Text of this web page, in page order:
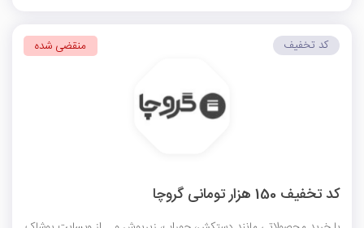
کد تخفیف 150 هزار تومانی گروچا
کد تخفیف منقضی شده